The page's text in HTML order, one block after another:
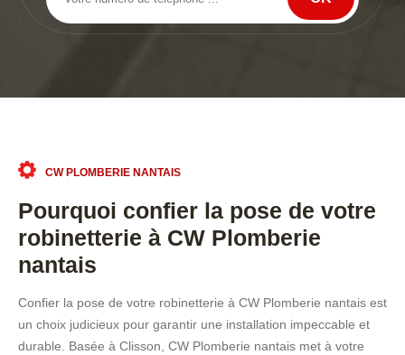
CW PLOMBERIE NANTAIS
Pourquoi confier la pose de votre
robinetterie à CW Plomberie
nantais
Confier la pose de votre robinetterie à CW Plomberie nantais est
un choix judicieux pour garantir une installation impeccable et
durable. Basée à Clisson, CW Plomberie nantais met à votre